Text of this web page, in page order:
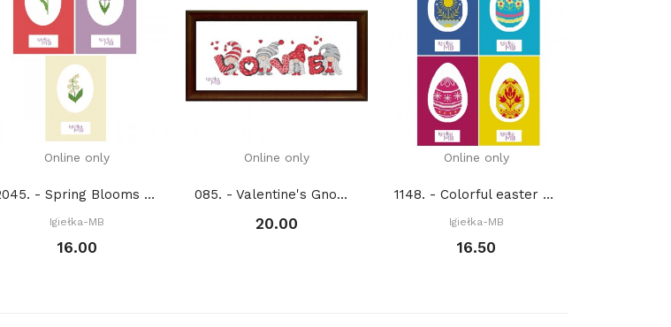
Online only
2045. - Spring Blooms 2. (PDF)
Igiełka-MB
16.00
Online only
085. - Valentine's Gnomes (PDF)
20.00
Online only
1148. - Colorful easter eggs (PDF)
Igiełka-MB
16.50